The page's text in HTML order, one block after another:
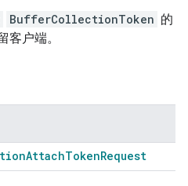
BufferCollectionToken 的
客户端。
AttachTokenRequest